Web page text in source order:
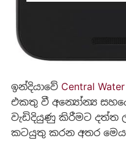
ඉන්දියාවේ Central
එකතු වී අන්‍යෝන්‍ය
වැඩිදියුණු කිරීමට දත්ත
කටයුතු කරන අතර මෙය